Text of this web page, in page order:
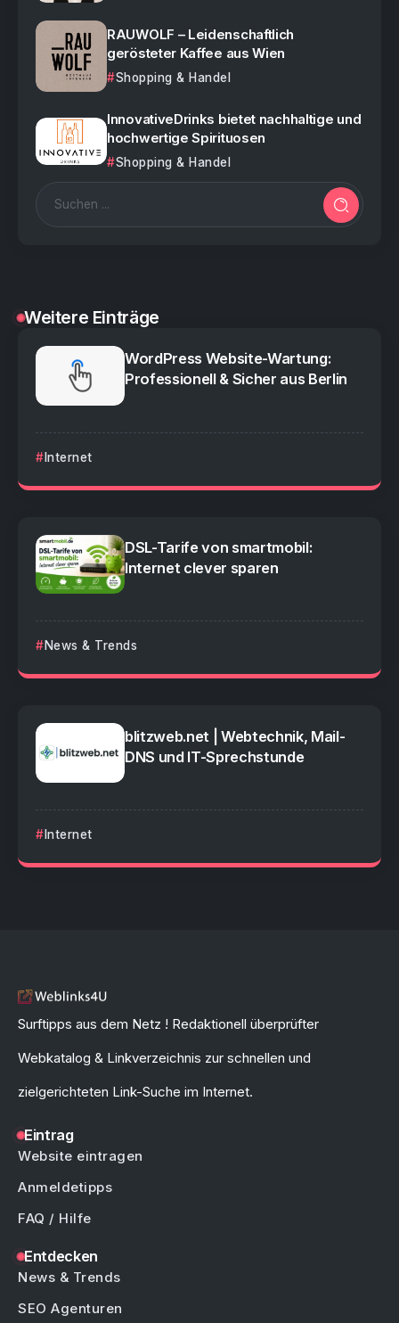
RAUWOLF – Leidenschaftlich
gerösteter Kaffee aus Wien
Shopping & Handel
InnovativeDrinks bietet nachhaltige und
hochwertige Spirituosen
Shopping & Handel
Weitere Einträge
WordPress Website-Wartung:
Professionell & Sicher aus Berlin
Internet
DSL-Tarife von smartmobil:
Internet clever sparen
News & Trends
blitzweb.net | Webtechnik, Mail-
DNS und IT-Sprechstunde
Internet
Surftipps aus dem Netz ! Redaktionell überprüfter
Webkatalog & Linkverzeichnis zur schnellen und
zielgerichteten Link-Suche im Internet.
Eintrag
Website eintragen
Anmeldetipps
FAQ / Hilfe
Entdecken
News & Trends
SEO Agenturen